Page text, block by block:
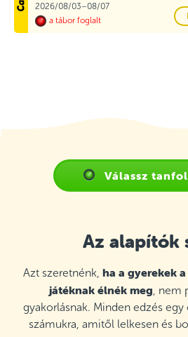
2026/08/03–08/07
a tábor foglalt
Válassz
Az alapítók
Azt szeretnénk, ha a gyerekek
játéknak élnék meg , nem
gyakorlásnak. Minden edzés
számukra, amitől lelkesen és